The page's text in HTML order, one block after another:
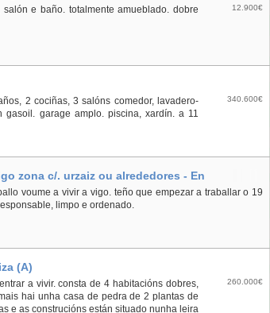
e baño. totalmente amueblado. dobre
12.900€
2 cociñas, 3 salóns comedor, lavadero-
gasoil. garage amplo. piscina, xardín. a 11
340.600€
zona c/. urzaiz ou alrededores - En
voume a vivir a vigo. teño que empezar a traballar o 19
limpo e ordenado.
(A)
a vivir. consta de 4 habitacións dobres,
hai unha casa de pedra de 2 plantas de
e as construcións están situado nunha leira
260.000€